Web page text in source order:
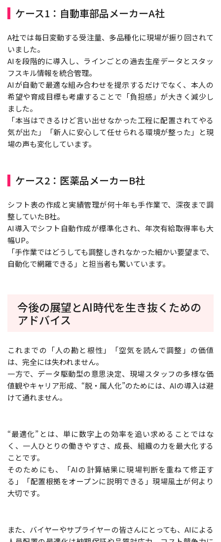
ケース1：自動車部品メーカーA社
A社では毎日変動する受注量、多品種化に現場が振り回されて
いました。
AIを段階的に導入し、ラインごとの過去生産データとスタッ
フスキル情報を統合管理。
AIが自動で最適な組み合わせを提示するだけでなく、本人の
希望や育成目標も考慮することで「負担感」が大きく減少し
ました。
「本当はできるけど言い出せなかった工程に配置されてやる
気が出た」「新人に安心して任せられる環境が整った」と現
場の声も変化しています。
ケース2：医薬品メーカーB社
シフト表の作成と実績管理が何十年も手作業で、深夜まで調
整していたB社。
AI導入でシフト自動作成が標準化され、年次有給取得率も大
幅UP。
「手作業ではどうしても調整しきれなかった細かい要望まで、
自動化で網羅できる」と担当者も驚いています。
今後の展望とAI時代を生き抜くための
アドバイス
これまでの「人の勘と根性」「空気を読んで調整」の価値
は、完全には失われません。
一方で、データ駆動型の意思決定、現場スタッフの多様な価
値観やキャリア形成、“脱・属人化”のためには、AIの導入は避
けて通れません。
“最適化”とは、単に数字上の効率を追い求めることではな
く、一人ひとりの働きやすさ、成長、組織の力を最大化する
ことです。
そのためにも、「AIの計算結果に現場判断を重ねて修正す
る」「配置根拠をオープンに説明できる」現場風土が何より
大切です。
また、バイヤーやサプライヤーの皆さんにとっても、AIによる